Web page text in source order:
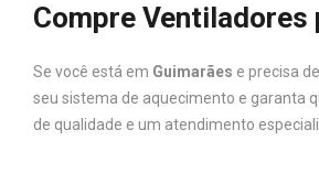
Compre Ventiladores
Se você está em Guimarães e precisa de
seu sistema de aquecimento e garanta
de qualidade e um atendimento